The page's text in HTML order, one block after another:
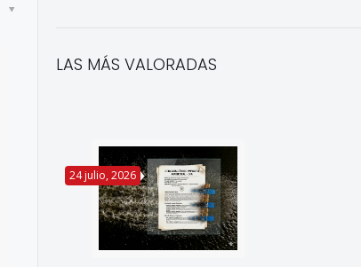
LAS MÁS VALORADAS
24 julio, 2026